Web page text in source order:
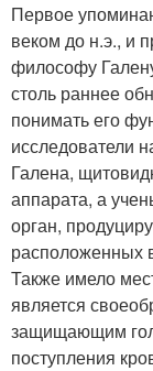
Первое
веком до н.э., и
философу
столь раннее
понимать его
исследователи
Галена,
аппарата, а
орган,
расположенных
Также имело
является
защищающим
поступления